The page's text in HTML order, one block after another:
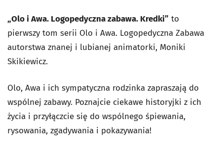
„Olo i Awa. Logopedyczna zabawa. Kredki” to
pierwszy tom serii Olo i Awa. Logopedyczna Zabawa
autorstwa znanej i lubianej animatorki, Moniki
Skikiewicz.
Olo, Awa i ich sympatyczna rodzinka zapraszają do
wspólnej zabawy. Poznajcie ciekawe historyjki z ich
życia i przyłączcie się do wspólnego śpiewania,
rysowania, zgadywania i pokazywania!